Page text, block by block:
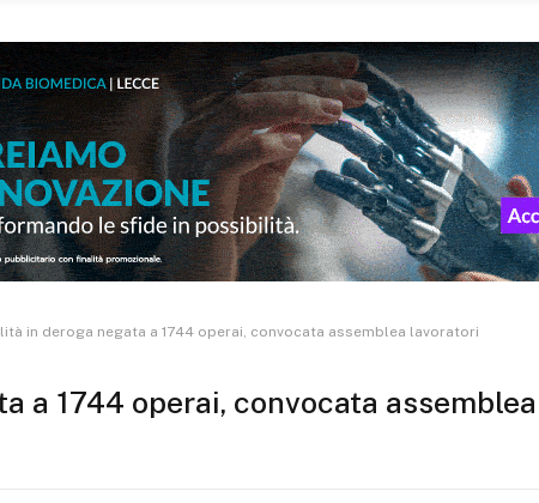
in deroga negata a 1744 operai, convocata assemblea lavoratori
a 1744 operai, convocata assemblea